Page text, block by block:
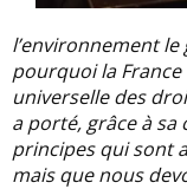
l’environnement le
pourquoi la France
universelle des
a porté, grâce à
principes qui sont
mais que nous